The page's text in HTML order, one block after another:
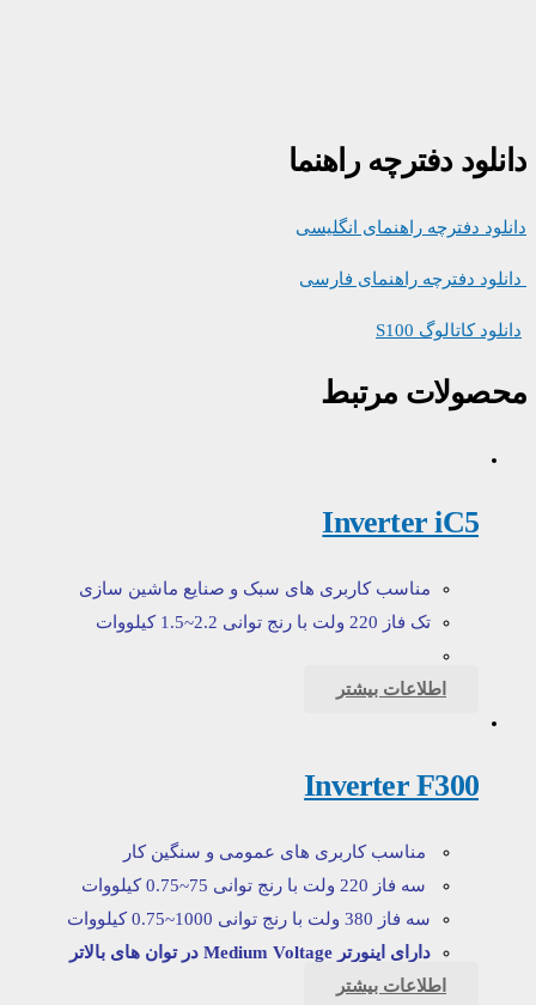
دانلود دفترچه راهنما
دانلود دفترچه راهنمای انگلیسی
دانلود دفترچه راهنمای فارسی
دانلود کاتالوگ S100
محصولات مرتبط
Inverter iC5
مناسب کاربری های سبک و صنایع ماشین سازی
تک فاز 220 ولت با رنج توانی 2.2~1.5 کیلووات
اطلاعات بیشتر
Inverter F300
مناسب کاربری های عمومی و سنگین کار
سه فاز 220 ولت با رنج توانی 75~0.75 کیلووات
سه فاز 380 ولت با رنج توانی 1000~0.75 کیلووات
دارای اینورتر Medium Voltage در توان های بالاتر
اطلاعات بیشتر